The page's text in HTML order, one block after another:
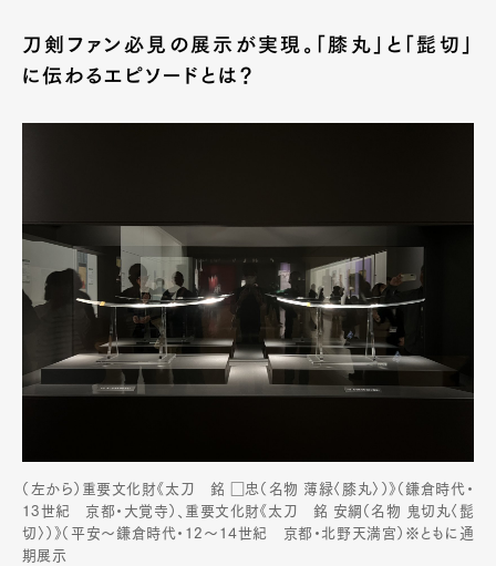
刀剣ファン必見の展示が実現。「膝丸」と「髭切」
に伝わるエピソードとは？
（左から）重要文化財《太刀 銘 □忠（名物 薄緑〈膝丸〉）》（鎌倉時代・
13世紀 京都・大覚寺）、重要文化財《太刀 銘 安綱（名物 鬼切丸〈髭
切〉）》（平安～鎌倉時代・12～14世紀 京都・北野天満宮）※ともに通
期展示